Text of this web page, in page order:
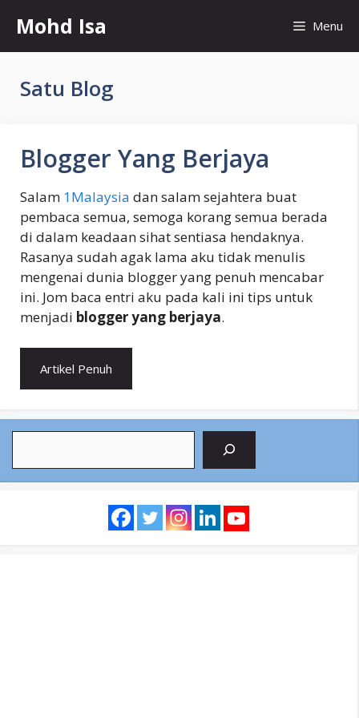
content
Mohd Isa Menu
Satu Blog
Blogger Yang Berjaya
Salam 1Malaysia dan salam sejahtera buat
pembaca semua, semoga korang semua berada
di dalam keadaan sihat sentiasa hendaknya.
Rasanya sudah agak lama aku tidak menulis
mengenai dunia blogger yang penuh mencabar
ini. Jom baca entri aku pada kali ini tips untuk
menjadi blogger yang berjaya.
Artikel Penuh